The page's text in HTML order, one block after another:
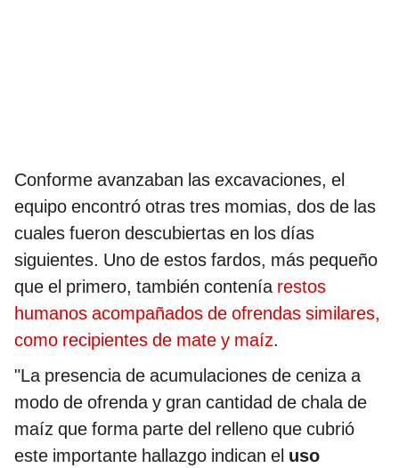
Conforme avanzaban las excavaciones, el
equipo encontró otras tres momias, dos de las
cuales fueron descubiertas en los días
siguientes. Uno de estos fardos, más pequeño
que el primero, también conteníarestos
humanos acompañados de ofrendas similares,
como recipientes de mate y maíz.
"La presencia de acumulaciones de ceniza a
modo de ofrenda y gran cantidad de chala de
maíz que forma parte del relleno que cubrió
este importante hallazgo indican el uso